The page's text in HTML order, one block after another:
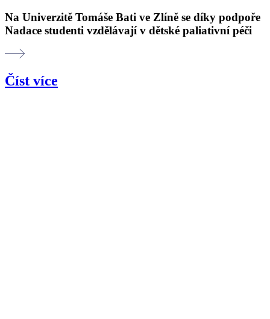
Na Univerzitě Tomáše Bati ve Zlíně se díky podpoře
Nadace studenti vzdělávají v dětské paliativní péči
Číst více